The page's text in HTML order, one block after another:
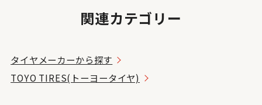
関連カテゴリー
タイヤメーカーから探す
TOYO TIRES(トーヨータイヤ)